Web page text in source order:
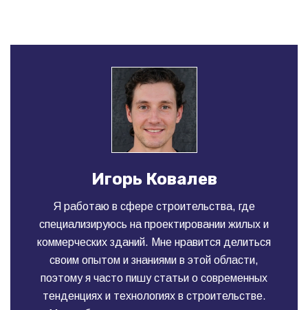
Игорь Ковалев
Я работаю в сфере строительства, где
специализируюсь на проектировании жилых и
коммерческих зданий. Мне нравится делиться
своим опытом и знаниями в этой области,
поэтому я часто пишу статьи о современных
тенденциях и технологиях в строительстве.